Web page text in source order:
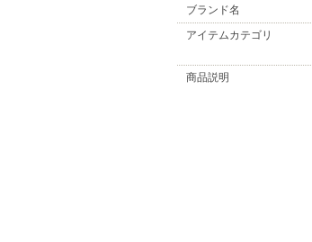
ブランド名
アイテムカテゴリ
商品説明